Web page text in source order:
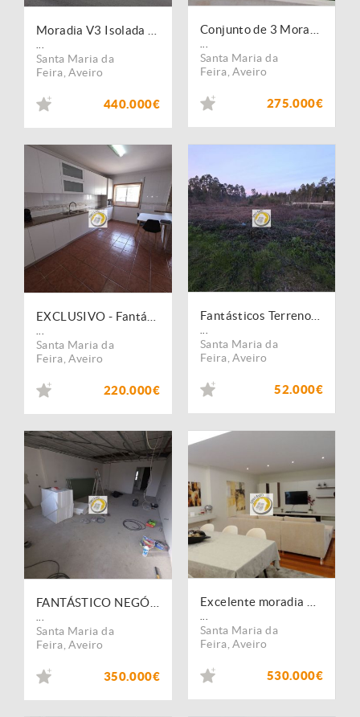
Santa Maria da
Feira ,Aveiro
440.000€
Santa Maria da
Feira ,Aveiro
275.000€
Santa Maria da
Feira ,Aveiro
220.000€
Santa Maria da
Feira ,Aveiro
52.000€
Santa Maria da
Feira ,Aveiro
350.000€
Santa Maria da
Feira ,Aveiro
530.000€